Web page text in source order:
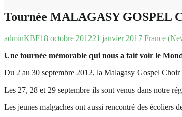
Tournée MALAGASY GOSPEL
adminKBF18 octobre 201221 janvier 2017 France
Une tournée mémorable qui nous a fait voir le
Du 2 au 30 septembre 2012, la Malagasy Gospel
Les 27, 28 et 29 septembre ils sont venus dans notre
Les jeunes malgaches ont aussi rencontré des écoliers